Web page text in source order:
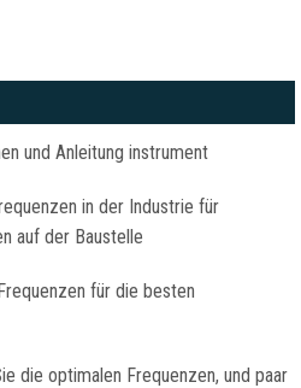
und Anleitung instrument
in der Industrie für
auf der Baustelle
für die besten
die optimalen Frequenzen, und paar